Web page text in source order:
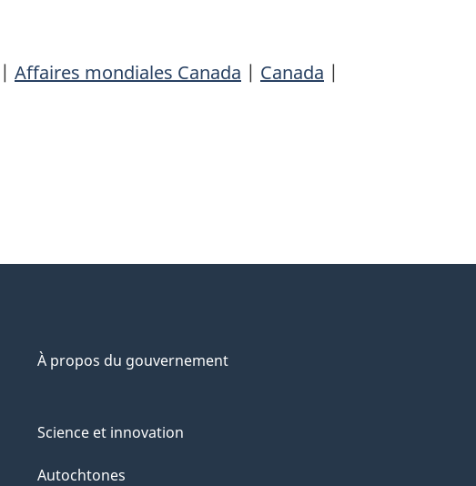
| Affaires mondiales Canada | Canada |
À propos du gouvernement
Science et innovation
Autochtones